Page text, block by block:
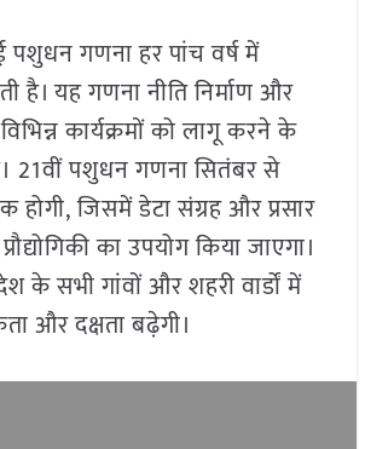
पशुधन गणना हर पांच वर्ष में
है। यह गणना नीति निर्माण और
कार्यक्रमों को लागू करने के
21वीं पशुधन गणना सितंबर से
जिसमें डेटा संग्रह और प्रसार
का उपयोग किया जाएगा।
सभी गांवों और शहरी वार्डों में
और दक्षता बढ़ेगी।